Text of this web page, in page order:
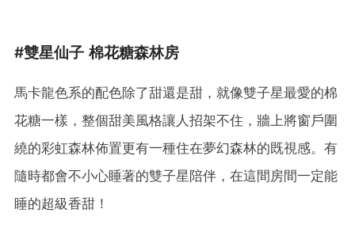
#雙星仙子 棉花糖森林房
馬卡龍色系的配色除了甜還是甜，就像雙子星最愛的棉
花糖一樣，整個甜美風格讓人招架不住，牆上將窗戶圍
繞的彩虹森林佈置更有一種住在夢幻森林的既視感。有
隨時都會不小心睡著的雙子星陪伴，在這間房間一定能
睡的超級香甜！